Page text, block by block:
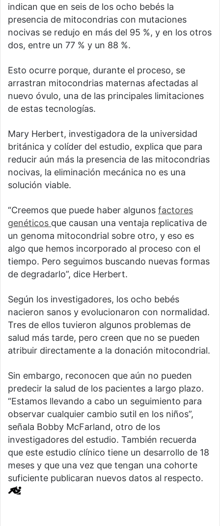
indican que en seis de los ocho bebés la
presencia de mitocondrias con mutaciones
nocivas se redujo en más del 95 %, y en los otros
dos, entre un 77 % y un 88 %.
Esto ocurre porque, durante el proceso, se
arrastran mitocondrias maternas afectadas al
nuevo óvulo, una de las principales limitaciones
de estas tecnologías.
Mary Herbert, investigadora de la universidad
británica y colíder del estudio, explica que para
reducir aún más la presencia de las mitocondrias
nocivas, la eliminación mecánica no es una
solución viable.
“Creemos que puede haber algunos factores
genéticos que causan una ventaja replicativa de
un genoma mitocondrial sobre otro, y eso es
algo que hemos incorporado al proceso con el
tiempo. Pero seguimos buscando nuevas formas
de degradarlo”, dice Herbert.
Según los investigadores, los ocho bebés
nacieron sanos y evolucionaron con normalidad.
Tres de ellos tuvieron algunos problemas de
salud más tarde, pero creen que no se pueden
atribuir directamente a la donación mitocondrial.
Sin embargo, reconocen que aún no pueden
predecir la salud de los pacientes a largo plazo.
“Estamos llevando a cabo un seguimiento para
observar cualquier cambio sutil en los niños”,
señala Bobby McFarland, otro de los
investigadores del estudio. También recuerda
que este estudio clínico tiene un desarrollo de 18
meses y que una vez que tengan una cohorte
suficiente publicaran nuevos datos al respecto.